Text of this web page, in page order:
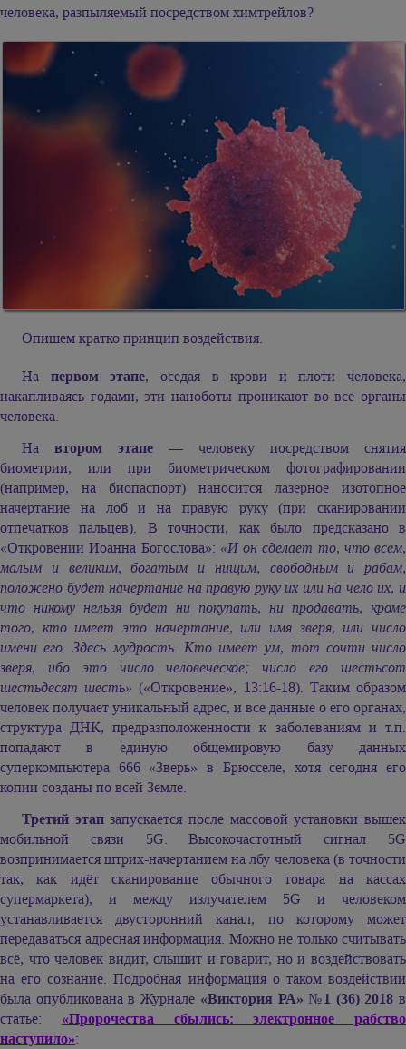
человека, разпыляемый посредством химтрейлов?
Опишем кратко принцип воздействия.
На первом этапе, оседая в крови и плоти человека,
накапливаясь годами, эти наноботы проникают во все органы
человека.
На втором этапе — человеку посредством снятия
биометрии, или при биометрическом фотографировании
(например, на биопаспорт) наносится лазерное изотопное
начертание на лоб и на правую руку (при сканировании
отпечатков пальцев). В точности, как было предсказано в
«Откровении Иоанна Богослова»: «И он сделает то, что всем,
малым и великим, богатым и нищим, свободным и рабам,
положено будет начертание на правую руку их или на чело их, и
что никому нельзя будет ни покупать, ни продавать, кроме
того, кто имеет это начертание, или имя зверя, или число
имени его. Здесь мудрость. Кто имеет ум, тот сочти число
зверя, ибо это число человеческое; число его шестьсот
шестьдесят шесть» («Откровение», 13:16-18). Таким образом
человек получает уникальный адрес, и все данные о его органах,
структура ДНК, предразположенности к заболеваниям и т.п.
попадают в единую общемировую базу данных
суперкомпьютера 666 «Зверь» в Брюсселе, хотя сегодня его
копии созданы по всей Земле.
Третий этапзапускается после массовой установки вышек
мобильной связи 5G. Высокочастотный сигнал 5G
возпринимается штрих-начертанием на лбу человека (в точности
так, как идёт сканирование обычного товара на кассах
супермаркета), и между излучателем 5G и человеком
устанавливается двусторонний канал, по которому может
передаваться адресная информация. Можно не только считывать
всё, что человек видит, слышит и говарит, но и воздействовать
на его сознание. Подробная информация о таком воздействии
была опубликована в Журнале «Виктория РА» №1 (36) 2018 в
статье: «Пророчества сбылись: электронное рабство
наступило»: